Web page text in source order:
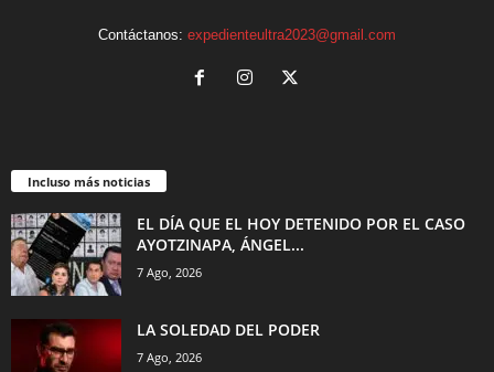
Contáctanos: expedienteultra2023@gmail.com
Incluso más noticias
EL DÍA QUE EL HOY DETENIDO POR EL CASO
AYOTZINAPA, ÁNGEL...
7 Ago, 2026
LA SOLEDAD DEL PODER
7 Ago, 2026